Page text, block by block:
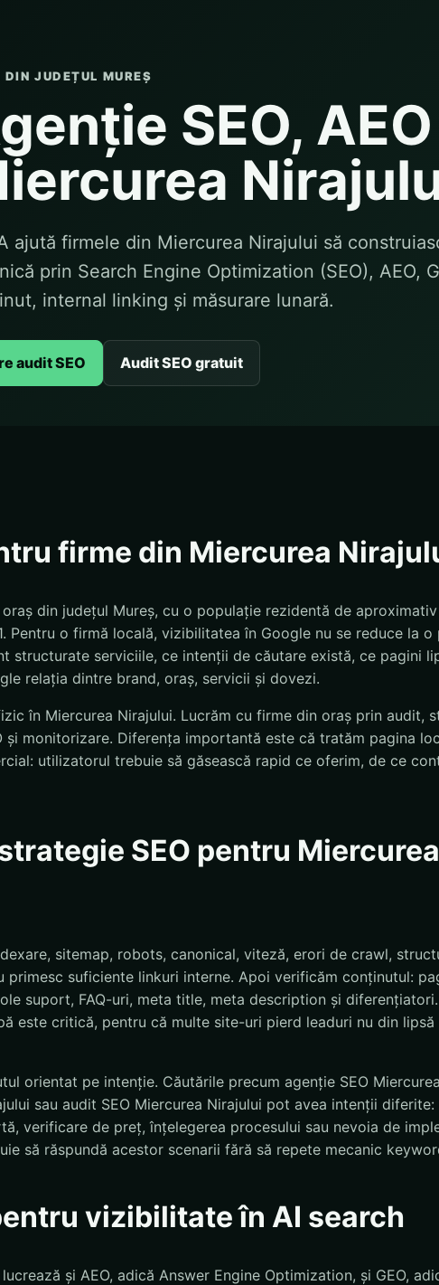
DIN JUDEȚUL MUREȘ
SEO,
ajută firmele din Miercurea Nirajului să
prin Search Engine Optimization (SEO), AEO,
internal linking și măsurare lunară.
audit SEO Audit SEO gratuit
firme din Miercurea
din județul Mureș, cu o populație rezidentă de
Pentru o firmă locală, vizibilitatea în Google nu se reduce la o
structurate serviciile, ce intenții de căutare există, ce pagini
relația dintre brand, oraș, servicii și dovezi.
în Miercurea Nirajului. Lucrăm cu firme din oraș prin audit,
și monitorizare. Diferența importantă este că tratăm pagina
utilizatorul trebuie să găsească rapid ce oferim, de ce
SEO pentru Miercurea
sitemap, robots, canonical, viteză, erori de crawl,
primesc suficiente linkuri interne. Apoi verificăm conținutul:
suport, FAQ-uri, meta title, meta description și
este critică, pentru că multe site-uri pierd leaduri nu din
orientat pe intenție. Căutările precum agenție SEO
sau audit SEO Miercurea Nirajului pot avea intenții
verificare de preț, înțelegerea procesului sau nevoia de
să răspundă acestor scenarii fără să repete mecanic
vizibilitate în AI search
și AEO, adică Answer Engine Optimization, și GEO,